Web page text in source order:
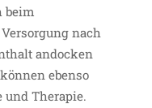
beim
nach
andocken
ebenso
und Therapie.